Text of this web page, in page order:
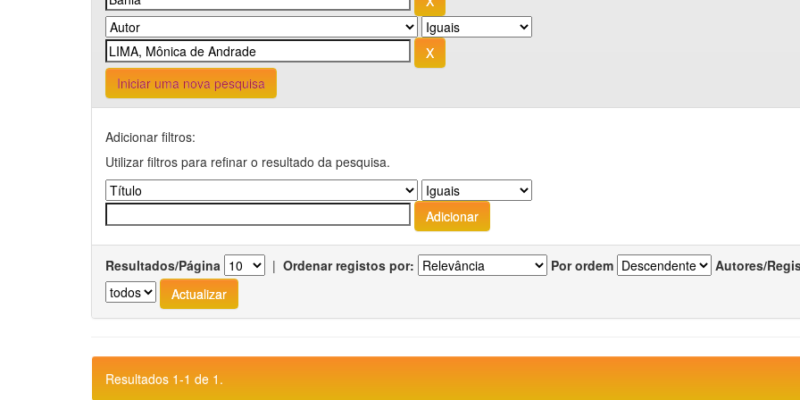
Iniciar uma nova pesquisa
Adicionar filtros:
Utilizar filtros para refinar o resultado da pesquisa.
Resultados/Página | Ordenar registos por: Por ordem Autores/
Resultados 1-1 de 1.